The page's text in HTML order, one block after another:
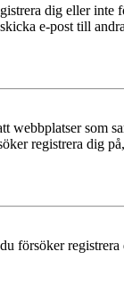
dig eller
e-post till
som
registrera dig
försöker